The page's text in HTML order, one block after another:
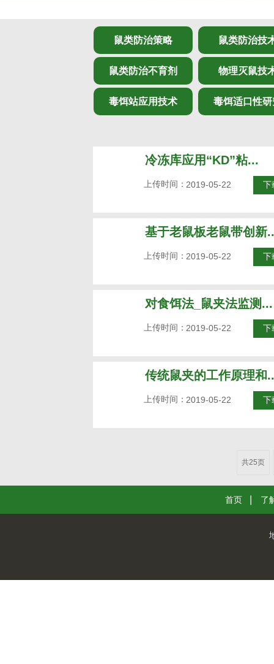
鼠类防治策略 鼠类防治技
鼠类防治不育剂 物理灭鼠技
毒饵站应用技术 毒饵适口性研
冷冻库应用“KD”粘...
2019-05-22
上传时间： 下
基于老鼠板老鼠带创新
2019-05-22
上传时间： 下
对食饵法_鼠夹法监测...
2019-05-22
上传时间： 下
传统鼠夹的工作原理和
2019-05-22
上传时间： 下
共25页
首页 了